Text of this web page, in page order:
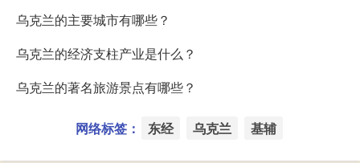
乌克兰的主要城市有哪些？
乌克兰的经济支柱产业是什么？
乌克兰的著名旅游景点有哪些？
网络标签： 东经 乌克兰 基辅